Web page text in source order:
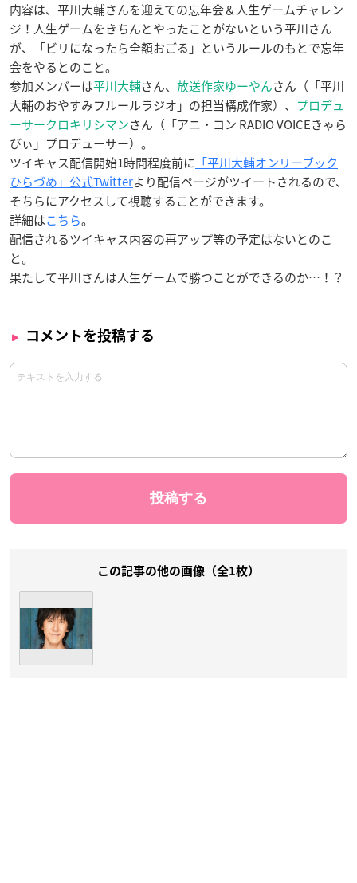
内容は、平川大輔さんを迎えての忘年会＆人生ゲームチャレン
ジ！人生ゲームをきちんとやったことがないという平川さん
が、「ビリになったら全額おごる」というルールのもとで忘年
会をやるとのこと。
参加メンバーは平川大輔さん、 放送作家ゆーやんさん（「平川
大輔のおやすみフルールラジオ」の担当構成作家）、 プロデュ
ーサークロキリシマンさん（「アニ・コン RADIO VOICEきゃら
びぃ」プロデューサー）。
ツイキャス配信開始1時間程度前に 「平川大輔オンリーブック
ひらづめ」公式Twitterより配信ページがツイートされるので、
そちらにアクセスして視聴することができます。
詳細はこちら。
配信されるツイキャス内容の再アップ等の予定はないとのこ
と。
果たして平川さんは人生ゲームで勝つことができるのか…！？
コメントを投稿する
この記事の他の画像（全1枚）